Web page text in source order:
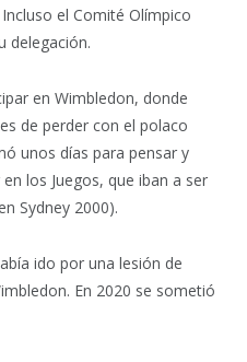
el Comité Olímpico
delegación.
en Wimbledon, donde
de perder con el polaco
unos días para pensar y
los Juegos, que iban a ser
Sydney 2000).
ido por una lesión de
En 2020 se sometió